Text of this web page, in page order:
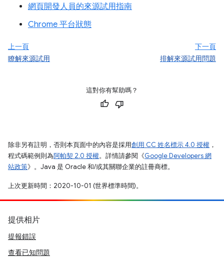
網頁開發人員的來源試用指南
Chrome 平台狀態
上一頁
瞭解來源試用
下一頁
排解來源試用問題
這對你有幫助嗎？
除非另有註明，否則本頁面中的內容是採用創用 CC 姓名標示 4.0 授權 ，
程式碼範例則為阿帕契 2.0 授權。詳情請參閱《Google Developers 網
站政策》。Java 是 Oracle 和/或其關聯企業的註冊商標。
上次更新時間：2020-10-01 (世界標準時間)。
提供相片
提報錯誤
查看已知問題